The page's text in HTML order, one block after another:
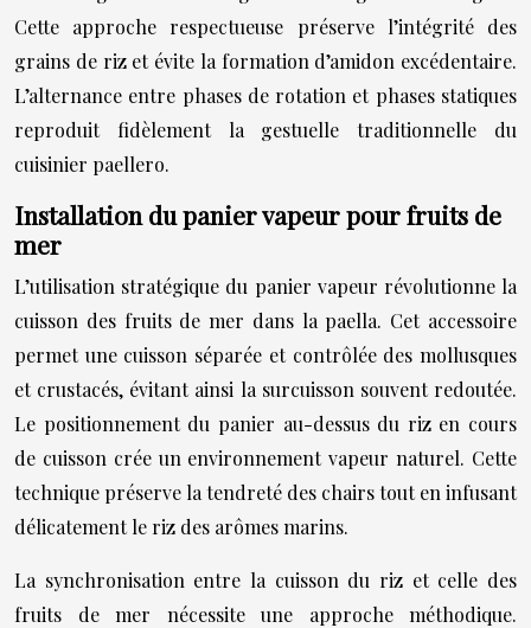
Cette approche respectueuse préserve l’intégrité des
grains de riz et évite la formation d’amidon excédentaire.
L’alternance entre phases de rotation et phases statiques
reproduit fidèlement la gestuelle traditionnelle du
cuisinier paellero.
Installation du panier vapeur pour fruits de
mer
L’utilisation stratégique du panier vapeur révolutionne la
cuisson des fruits de mer dans la paella. Cet accessoire
permet une cuisson séparée et contrôlée des mollusques
et crustacés, évitant ainsi la surcuisson souvent redoutée.
Le positionnement du panier au-dessus du riz en cours
de cuisson crée un environnement vapeur naturel. Cette
technique préserve la tendreté des chairs tout en infusant
délicatement le riz des arômes marins.
La synchronisation entre la cuisson du riz et celle des
fruits de mer nécessite une approche méthodique.